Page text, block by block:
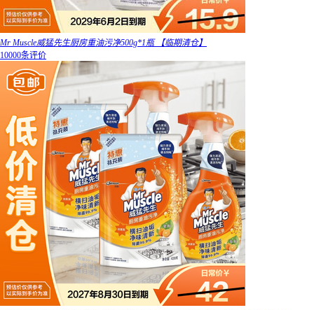
Mr Muscle威猛先生厨房重油污净500g*1瓶 【临期清仓】
10000条评价